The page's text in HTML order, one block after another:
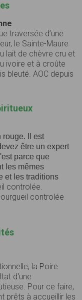
traversée d’une
le Sainte-Maure
lait de chèvre cru et
ivoire et à croûte
bleuté. AOC depuis
rouge. Il est
être un expert
parce que
les mêmes
et les traditions
controlée.
controlée
la Poire
d'une
Pour ce faire,
prêts à accueillir les